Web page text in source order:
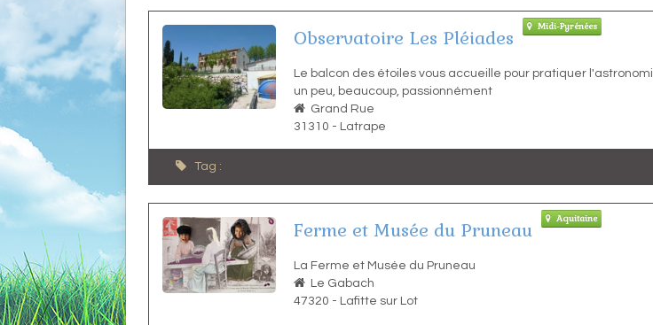
Observatoire Les Pléiades
Midi-Pyrénées
Le balcon des étoiles vous accueille pour pratiquer
un peu, beaucoup, passionnément
Grand Rue
31310 - Latrape
Tag :
Ferme et Musée du Pruneau
Aquitaine
La Ferme et Musée du Pruneau
Le Gabach
47320 - Lafitte sur Lot